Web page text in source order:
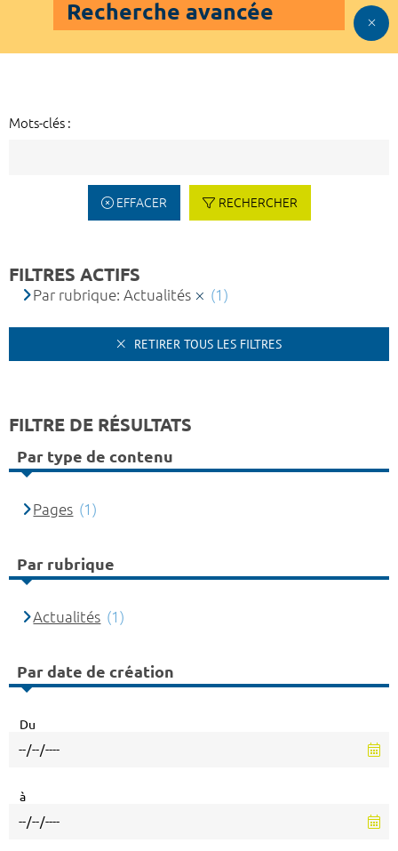
Recherche avancée
Mots-clés :
EFFACER RECHERCHER
FILTRES ACTIFS
Par rubrique: Actualités (1)
RETIRER TOUS LES FILTRES
FILTRE DE RÉSULTATS
Par type de contenu
Pages (1)
Par rubrique
Actualités (1)
Par date de création
Du
à